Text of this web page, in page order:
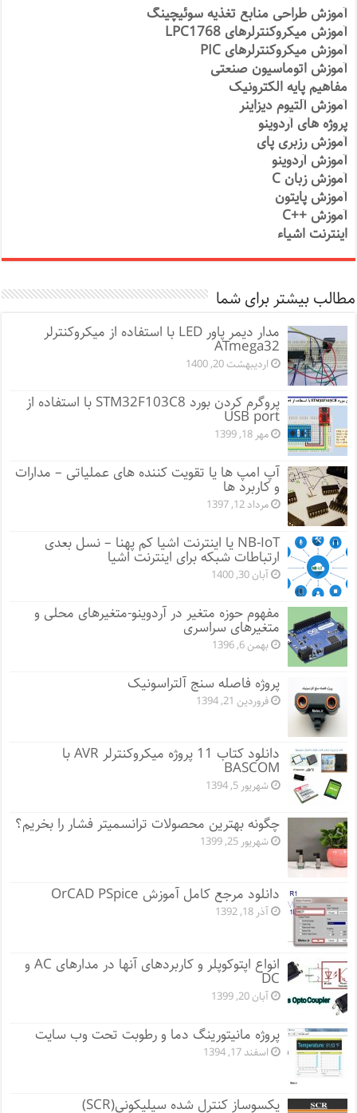
آموزش طراحی منابع تغذیه سوئیچینگ
آموزش میکروکنترلرهای LPC1768
آموزش میکروکنترلرهای PIC
آموزش اتوماسیون صنعتی
مفاهیم پایه الکترونیک
آموزش آلتیوم دیزاینر
پروژه های آردوینو
آموزش رزبری پای
آموزش آردوینو
آموزش زبان C
آموزش پایتون
آموزش ++C
اینترنت اشیاء
مطالب بیشتر برای شما
مدار دیمر پاور LED با استفاده از میکروکنترلر
ATmega32
اردیبهشت 20, 1400
پروگرم کردن بورد STM32F103C8 با استفاده از
USB port
مهر 18, 1399
آپ امپ ها یا تقویت کننده های عملیاتی – مدارات
و کاربرد ها
مرداد 12, 1397
NB-IoT یا اینترنت اشیا کم پهنا – نسل بعدی
ارتباطات شبکه برای اینترنت اشیا
آبان 30, 1400
مفهوم حوزه متغیر در آردوینو-متغیرهای محلی و
متغیرهای سراسری
بهمن 6, 1396
پروژه فاصله سنج آلتراسونیک
فروردین 21, 1394
دانلود کتاب 11 پروژه میکروکنترلر AVR با
BASCOM
شهریور 5, 1394
چگونه بهترین محصولات ترانسمیتر فشار را بخریم؟
شهریور 25, 1399
دانلود مرجع کامل آموزش OrCAD PSpice
آذر 18, 1392
انواع اپتوکوپلر و کاربردهای آنها در مدارهای AC و
DC
آبان 20, 1399
پروژه مانيتورينگ دما و رطوبت تحت وب سایت
اسفند 17, 1394
یکسوساز کنترل شده سیلیکونی(SCR)